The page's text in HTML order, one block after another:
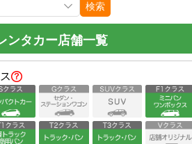
検索
ンタカー店舗一覧